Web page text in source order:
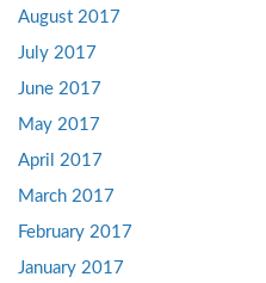
August 2017
July 2017
June 2017
May 2017
April 2017
March 2017
February 2017
January 2017